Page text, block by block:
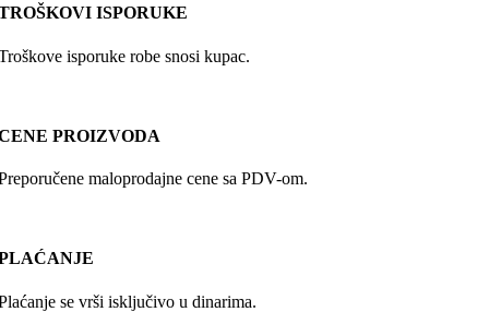
ISPORUKE
isporuke robe snosi kupac.
PROIZVODA
maloprodajne cene sa PDV-om.
se vrši isključivo u dinarima.